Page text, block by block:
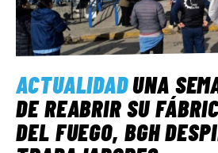
ACTUALIDADUNA
DE REABRIR SU
DEL FUEGO, BGH